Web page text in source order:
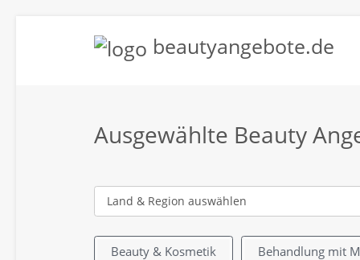
beautyangebote.de
Ausgewählte Beauty
Beauty & Kosmetik Behandlung mit